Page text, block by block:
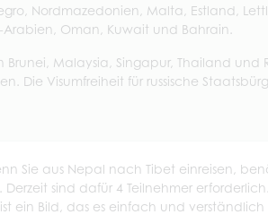
Nordmazedonien, Malta, Estland,
Oman, Kuwait und Bahrain.
Malaysia, Singapur, Thailand und
Die Visumfreiheit für russische
Sie aus Nepal nach Tibet einreisen,
Derzeit sind dafür 4 Teilnehmer
ein Bild, das es einfach und verständlich